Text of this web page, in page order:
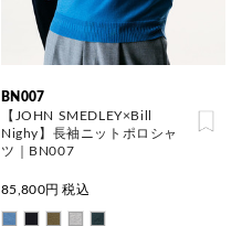
BN007
【JOHN SMEDLEY×Bill
Nighy】長袖ニットポロシャ
ツ｜BN007
85,800円 税込